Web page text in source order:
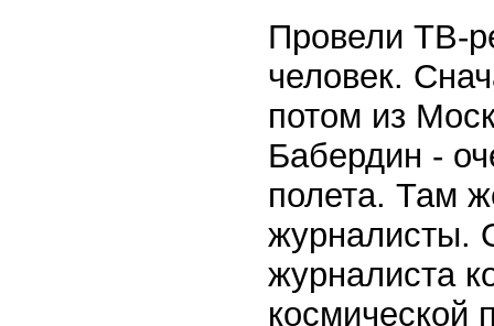
Провели ТВ-
человек.
потом из
Бабердин -
полета. Там
журналисты.
журналиста
космической